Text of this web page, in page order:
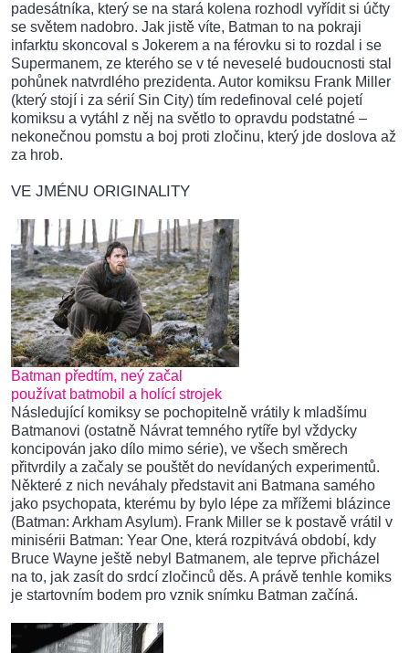
padesátníka, který se na stará kolena rozhodl vyřídit si účty
se světem nadobro. Jak jistě víte, Batman to na pokraji
infarktu skoncoval s Jokerem a na férovku si to rozdal i se
Supermanem, ze kterého se v té neveselé budoucnosti stal
pohůnek natvrdlého prezidenta. Autor komiksu Frank Miller
(který stojí i za sérií Sin City) tím redefinoval celé pojetí
komiksu a vytáhl z něj na světlo to opravdu podstatné –
nekonečnou pomstu a boj proti zločinu, který jde doslova až
za hrob.
VE JMÉNU ORIGINALITY
Batman předtím, neý začal
používat batmobil a holící strojek
Následující komiksy se pochopitelně vrátily k mladšímu
Batmanovi (ostatně Návrat temného rytíře byl vždycky
koncipován jako dílo mimo série), ve všech směrech
přitvrdily a začaly se pouštět do nevídaných experimentů.
Některé z nich neváhaly představit ani Batmana samého
jako psychopata, kterému by bylo lépe za mřížemi blázince
(Batman: Arkham Asylum). Frank Miller se k postavě vrátil v
minisérii Batman: Year One, která rozpitvává období, kdy
Bruce Wayne ještě nebyl Batmanem, ale teprve přicházel
na to, jak zasít do srdcí zločinců děs. A právě tenhle komiks
je startovním bodem pro vznik snímku Batman začíná.